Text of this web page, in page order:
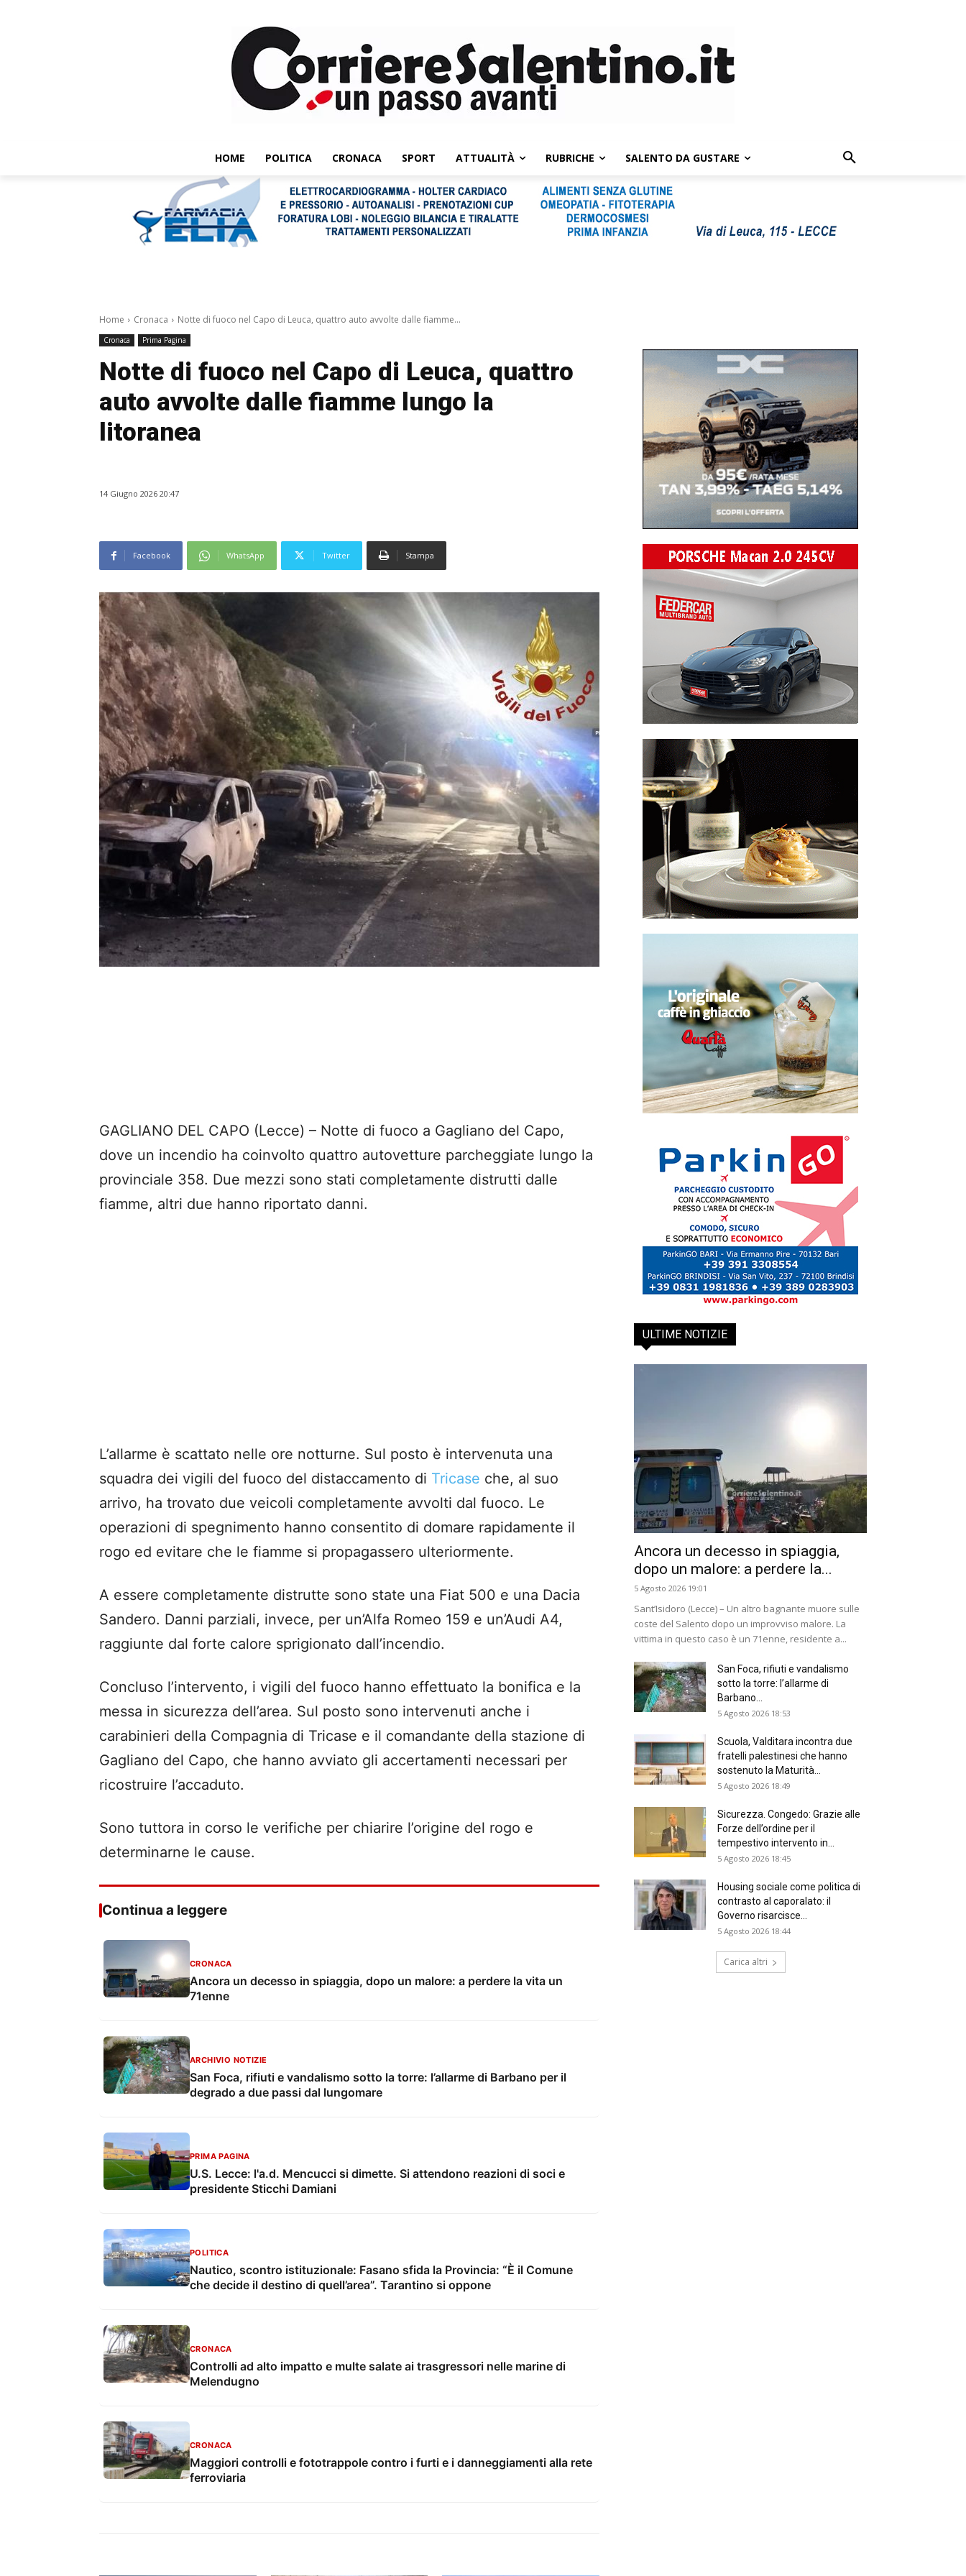
HOME POLITICA CRONACA SPORT ATTUALITÀ RUBRICHE SALENTO DA GUSTARE
Home Cronaca Notte di fuoco nel Capo di Leuca, quattro auto avvolte dalle fiamme...
Cronaca Prima Pagina
Notte di fuoco nel Capo di Leuca, quattro
auto avvolte dalle fiamme lungo la
litoranea
14 Giugno 2026 20:47
Facebook WhatsApp Twitter Stampa
GAGLIANO DEL CAPO (Lecce) – Notte di fuoco a Gagliano del Capo,
dove un incendio ha coinvolto quattro autovetture parcheggiate lungo la
provinciale 358. Due mezzi sono stati completamente distrutti dalle
fiamme, altri due hanno riportato danni.
L’allarme è scattato nelle ore notturne. Sul posto è intervenuta una
squadra dei vigili del fuoco del distaccamento di Tricase che, al suo
arrivo, ha trovato due veicoli completamente avvolti dal fuoco. Le
operazioni di spegnimento hanno consentito di domare rapidamente il
rogo ed evitare che le fiamme si propagassero ulteriormente.
A essere completamente distrutte sono state una Fiat 500 e una Dacia
Sandero. Danni parziali, invece, per un’Alfa Romeo 159 e un’Audi A4,
raggiunte dal forte calore sprigionato dall’incendio.
Concluso l’intervento, i vigili del fuoco hanno effettuato la bonifica e la
messa in sicurezza dell’area. Sul posto sono intervenuti anche i
carabinieri della Compagnia di Tricase e il comandante della stazione di
Gagliano del Capo, che hanno avviato gli accertamenti necessari per
ricostruire l’accaduto.
Sono tuttora in corso le verifiche per chiarire l’origine del rogo e
determinarne le cause.
Continua a leggere
CRONACA
Ancora un decesso in spiaggia, dopo un malore: a perdere la vita un
71enne
ARCHIVIO NOTIZIE
San Foca, rifiuti e vandalismo sotto la torre: l’allarme di Barbano per il
degrado a due passi dal lungomare
PRIMA PAGINA
U.S. Lecce: l'a.d. Mencucci si dimette. Si attendono reazioni di soci e
presidente Sticchi Damiani
POLITICA
Nautico, scontro istituzionale: Fasano sfida la Provincia: “È il Comune
che decide il destino di quell’area”. Tarantino si oppone
CRONACA
Controlli ad alto impatto e multe salate ai trasgressori nelle marine di
Melendugno
CRONACA
Maggiori controlli e fototrappole contro i furti e i danneggiamenti alla rete
ferroviaria
ULTIME NOTIZIE
Ancora un decesso in spiaggia,
dopo un malore: a perdere la...
5 Agosto 2026 19:01
Sant’Isidoro (Lecce) – Un altro bagnante muore sulle
coste del Salento dopo un improvviso malore. La
vittima in questo caso è un 71enne, residente a...
San Foca, rifiuti e vandalismo
sotto la torre: l’allarme di
Barbano...
5 Agosto 2026 18:53
Scuola, Valditara incontra due
fratelli palestinesi che hanno
sostenuto la Maturità...
5 Agosto 2026 18:49
Sicurezza. Congedo: Grazie alle
Forze dell’ordine per il
tempestivo intervento in...
5 Agosto 2026 18:45
Housing sociale come politica di
contrasto al caporalato: il
Governo risarcisce...
5 Agosto 2026 18:44
Carica altri